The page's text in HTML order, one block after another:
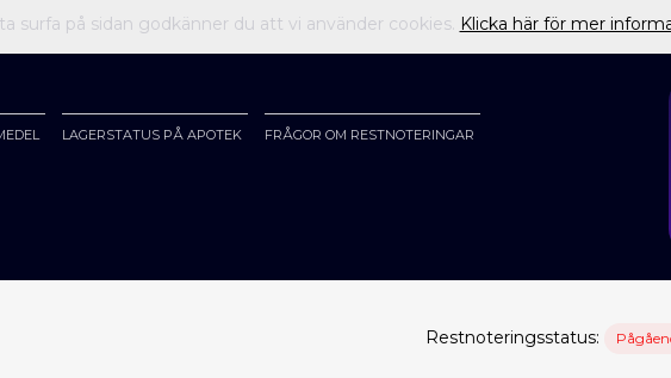
LAGERSTATUS PÅ APOTEK FRÅGOR OM RESTNOTERINGAR
Restnoteringsstatus:
surfa på sidan godkänner du att vi använder cookies. Klicka här för mer